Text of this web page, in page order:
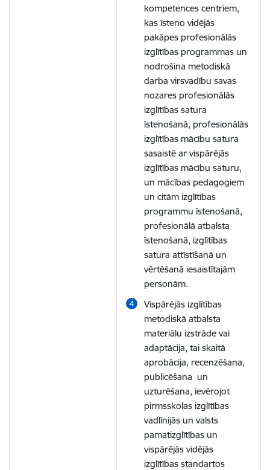
kompetences centriem,
kas īsteno vidējās
pakāpes profesionālās
izglītības programmas un
nodrošina metodiskā
darba virsvadību savas
nozares profesionālās
izglītības satura
īstenošanā, profesionālās
izglītības mācību satura
sasaistē ar vispārējās
izglītības mācību saturu,
un mācības pedagogiem
un citām izglītības
programmu īstenošanā,
profesionālā atbalsta
īstenošanā, izglītības
satura attīstīšanā un
vērtēšanā iesaistītajām
personām.
Vispārējās izglītības
metodiskā atbalsta
materiālu izstrāde vai
adaptācija, tai skaitā
aprobācija, recenzēšana,
publicēšana un
uzturēšana, ievērojot
pirmsskolas izglītības
vadlīnijās un valsts
pamatizglītības un
vispārējās vidējās
izglītības standartos